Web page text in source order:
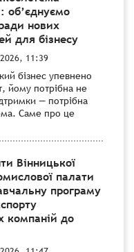
об’єднуємо
нових
для бізнесу
11:39
бізнес упевнено
йому потрібна не
— потрібна
Саме про це
Вінницької
палати
програму
компаній до